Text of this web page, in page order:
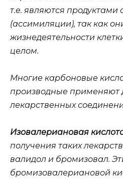
т.е. являются
(ассимиляции), так как
жизнедеятельности
целом.
Многие карбоновые
производные применяют
лекарственных
Изовалериановая
получения таких
валидол и бромизовал.
бромизовалериановой